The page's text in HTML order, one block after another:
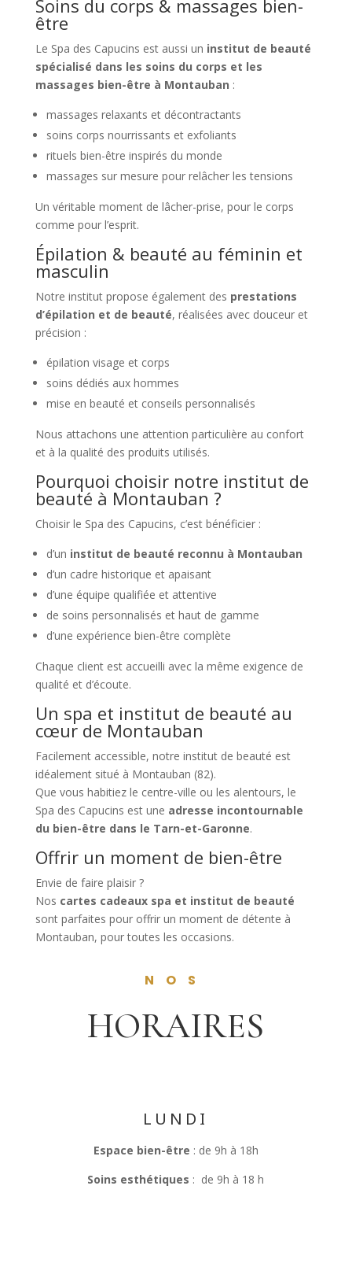
Soins du corps & massages bien-
être
Le Spa des Capucins est aussi un institut de beauté
spécialisé dans les soins du corps et les
massages bien-être à Montauban :
massages relaxants et décontractants
soins corps nourrissants et exfoliants
rituels bien-être inspirés du monde
massages sur mesure pour relâcher les tensions
Un véritable moment de lâcher-prise, pour le corps
comme pour l’esprit.
Épilation & beauté au féminin et
masculin
Notre institut propose également des prestations
d’épilation et de beauté, réalisées avec douceur et
précision :
épilation visage et corps
soins dédiés aux hommes
mise en beauté et conseils personnalisés
Nous attachons une attention particulière au confort
et à la qualité des produits utilisés.
Pourquoi choisir notre institut de
beauté à Montauban ?
Choisir le Spa des Capucins, c’est bénéficier :
d’un institut de beauté reconnu à Montauban
d’un cadre historique et apaisant
d’une équipe qualifiée et attentive
de soins personnalisés et haut de gamme
d’une expérience bien-être complète
Chaque client est accueilli avec la même exigence de
qualité et d’écoute.
Un spa et institut de beauté au
cœur de Montauban
Facilement accessible, notre institut de beauté est
idéalement situé à Montauban (82).
Que vous habitiez le centre-ville ou les alentours, le
Spa des Capucins est une adresse incontournable
du bien-être dans le Tarn-et-Garonne.
Offrir un moment de bien-être
Envie de faire plaisir ?
Nos cartes cadeaux spa et institut de beauté
sont parfaites pour offrir un moment de détente à
Montauban, pour toutes les occasions.
NOS
HORAIRES
LUNDI
Espace bien-être : de 9h à 18h
Soins esthétiques : de 9h à 18 h